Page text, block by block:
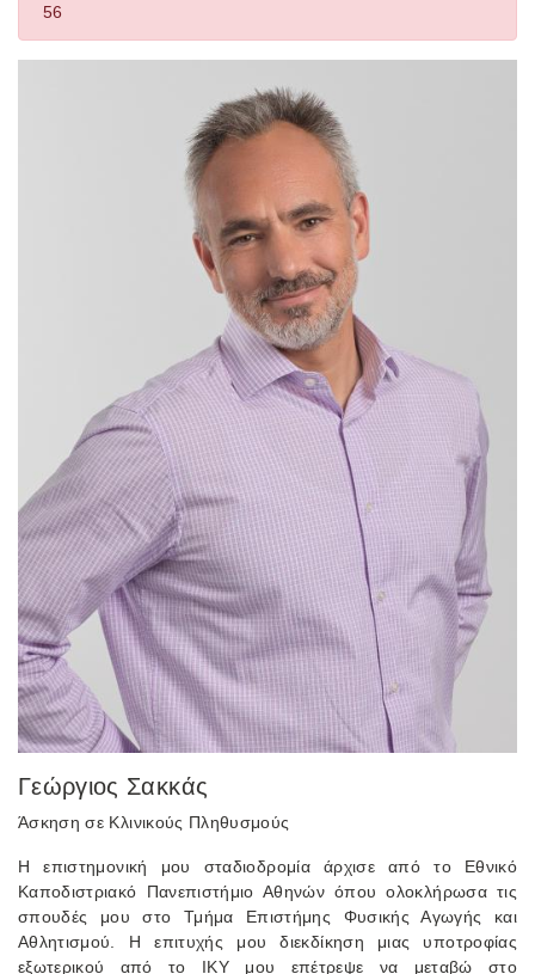
56
Γεώργιος Σακκάς
Άσκηση σε Κλινικούς Πληθυσμούς
Η επιστημονική μου σταδιοδρομία άρχισε από το Εθνικό
Καποδιστριακό Πανεπιστήμιο Αθηνών όπου ολοκλήρωσα τις
σπουδές μου στο Τμήμα Επιστήμης Φυσικής Αγωγής και
Αθλητισμού. Η επιτυχής μου διεκδίκηση μιας υποτροφίας
εξωτερικού από το ΙΚΥ μου επέτρεψε να μεταβώ στο